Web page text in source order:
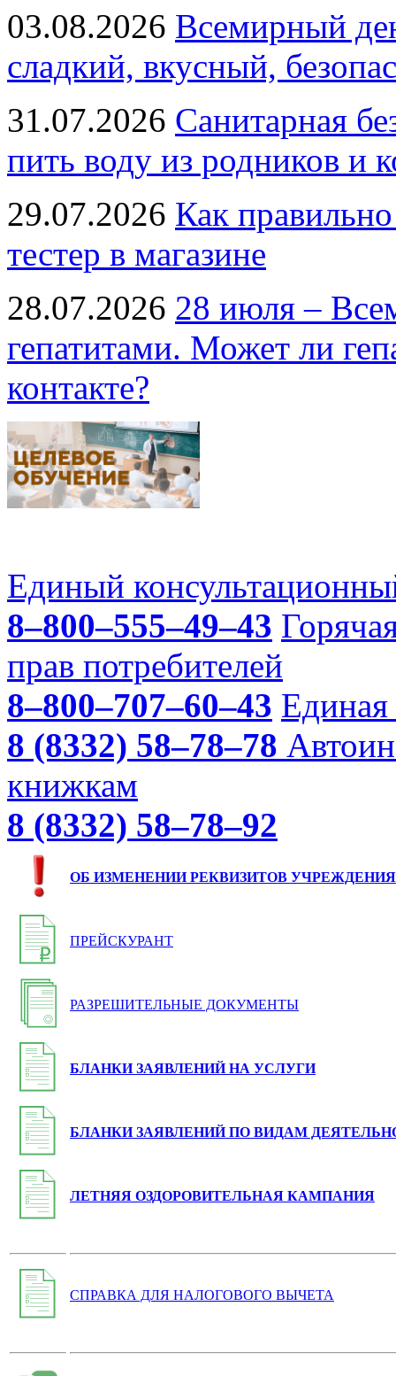
03.08.2026 Всемирный
сладкий, вкусный,
31.07.2026 Санитарная
пить воду из родников и
29.07.2026 Как
тестер в магазине
28.07.2026 28 июля –
гепатитами. Может ли
контакте?
Единый
8–800–555–49–43
прав потребителей
8–800–707–60–43 Единая
8 (8332) 58–78–78
книжкам
8 (8332) 58–78–92
ОБ ИЗМЕНЕНИИ РЕКВИЗИТОВ УЧРЕЖДЕНИЯ
ПРЕЙСКУРАНТ
РАЗРЕШИТЕЛЬНЫЕ ДОКУМЕНТЫ
БЛАНКИ ЗАЯВЛЕНИЙ НА УСЛУГИ
БЛАНКИ ЗАЯВЛЕНИЙ ПО ВИДАМ
ЛЕТНЯЯ ОЗДОРОВИТЕЛЬНАЯ КАМПАНИЯ
СПРАВКА ДЛЯ НАЛОГОВОГО ВЫЧЕТА